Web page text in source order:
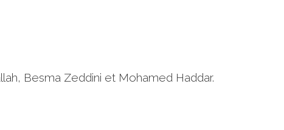
Besma Zeddini et Mohamed Haddar.